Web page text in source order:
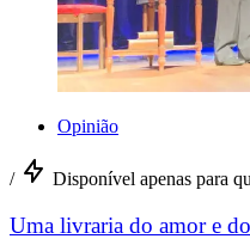
Opinião
/ Disponível apenas para
Uma livraria do amor e